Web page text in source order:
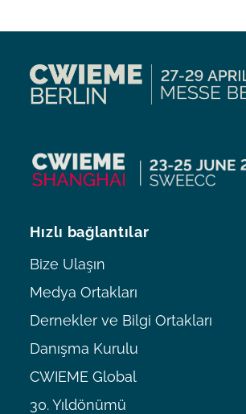
Hızlı bağlantılar
Bize Ulaşın
Medya Ortakları
Dernekler ve Bilgi Ortakları
Danışma Kurulu
CWIEME Global
30. Yıldönümü